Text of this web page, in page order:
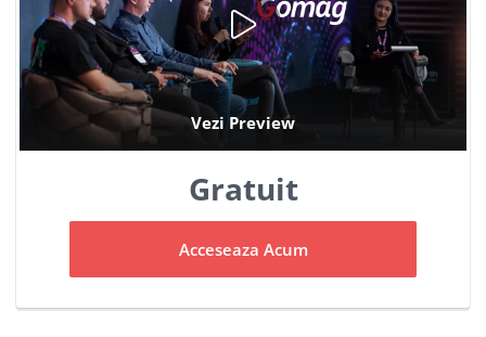
Gratuit
Acceseaza Acum